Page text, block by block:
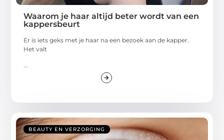
Waarom je haar altijd beter wordt van een
kappersbeurt
Er is iets geks met je haar na een bezoek aan de kapper.
Het valt
...
BEAUTY EN VERZORGING